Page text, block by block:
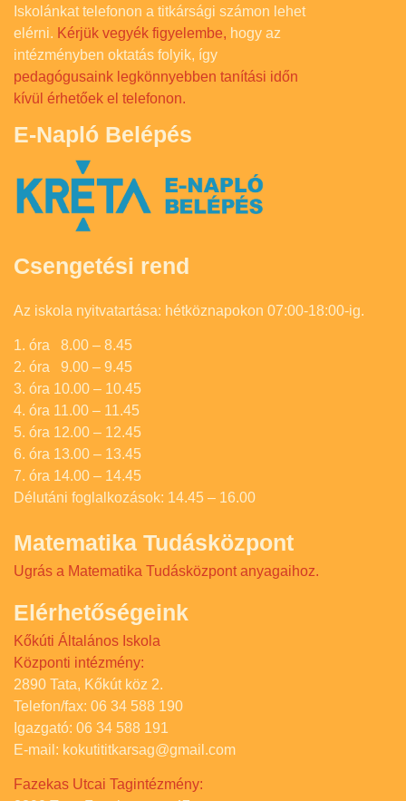
Iskolánkat telefonon a titkársági számon lehet
elérni. Kérjük vegyék figyelembe, hogy az
intézményben oktatás folyik, így
pedagógusaink legkönnyebben tanítási időn
kívül érhetőek el telefonon.
E-Napló Belépés
Csengetési rend
Az iskola nyitvatartása: hétköznapokon 07:00-18:00-ig.
1. óra 8.00 – 8.45
2. óra 9.00 – 9.45
3. óra 10.00 – 10.45
4. óra 11.00 – 11.45
5. óra 12.00 – 12.45
6. óra 13.00 – 13.45
7. óra 14.00 – 14.45
Délutáni foglalkozások: 14.45 – 16.00
Matematika Tudásközpont
Ugrás a Matematika Tudásközpont anyagaihoz.
Elérhetőségeink
Kőkúti Általános Iskola
Központi intézmény:
2890 Tata, Kőkút köz 2.
Telefon/fax: 06 34 588 190
Igazgató: 06 34 588 191
E-mail: kokutititkarsag@gmail.com
Fazekas Utcai Tagintézmény: